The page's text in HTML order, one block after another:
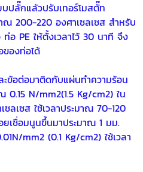
บปลั๊กแลัวปรับเทอร์โมสตั๊ท
ณ 200-220 องศาเซลเซส สำหรับ
ท่อ PE ให้ตั้งเวลาไว้ 30 นาที จึง
ของท่อได้
ข้อต่อมาติดกับแผ่นทำความร้อน
0.15 N/mm2(1.5 Kg/cm2) ใน
เซส ใช้เวลาประมาณ 70-120
เชื่อมนูนขึ้นมาประมาณ 1 มม.
mm2 (0.1 Kg/cm2) ใช้เวลา